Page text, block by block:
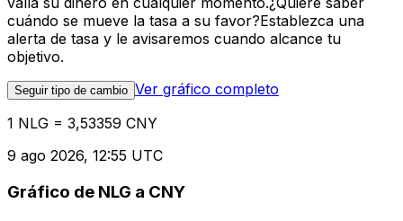
cuándo se mueve la tasa a su favor?Establezca una
alerta de tasa y le avisaremos cuando alcance tu
objetivo.
Seguir tipo de cambio Ver gráfico completo
1 NLG = 3,53359 CNY
9 ago 2026, 12:55 UTC
Gráfico de NLG a CNY